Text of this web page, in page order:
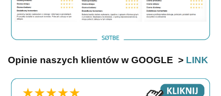
Opinie naszych klientów w GOOGLE > LINK